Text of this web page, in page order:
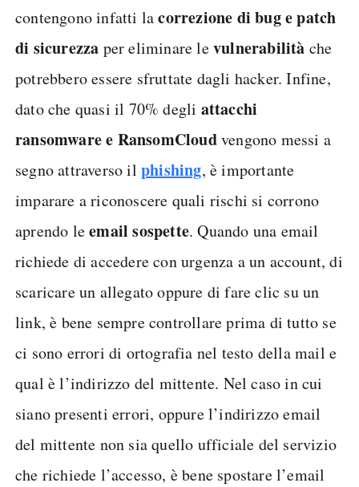
contengono infatti lacorrezione di bug e patch
di sicurezza per eliminare levulnerabilità che
potrebbero essere sfruttate dagli hacker. Infine,
dato che quasi il 70% degli attacchi
ransomware e RansomCloudvengono messi a
segno attraverso il phishing, è importante
imparare a riconoscere quali rischi si corrono
aprendo leemail sospette. Quando una email
richiede di accedere con urgenza a un account, di
scaricare un allegato oppure di fare clic su un
link, è bene sempre controllare prima di tutto se
ci sono errori di ortografia nel testo della mail e
qual è l’indirizzo del mittente. Nel caso in cui
siano presenti errori, oppure l’indirizzo email
del mittente non sia quello ufficiale del servizio
che richiede l’accesso, è bene spostare l’email